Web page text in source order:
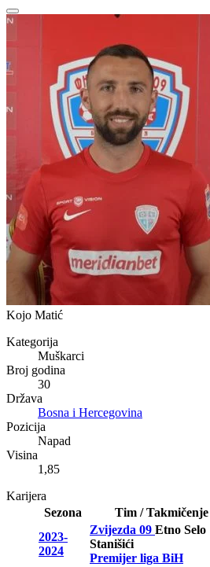
Kojo Matić
Kategorija
Muškarci
Broj godina
30
Država
Bosna i Hercegovina
Pozicija
Napad
Visina
1,85
Karijera
Sezona
Tim / Takmičenje
2023-
2024
Zvijezda 09 Etno Selo
Stanišići
Premijer liga BiH